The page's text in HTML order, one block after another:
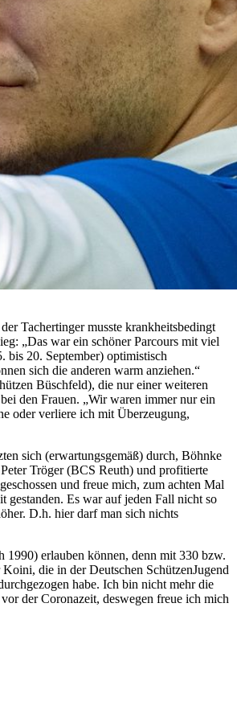
Tachertinger musste krankheitsbedingt
„Das war ein schöner Parcours mit viel
bis 20. September) optimistisch
sich die anderen warm anziehen.“
Büschfeld), die nur einer weiteren
den Frauen. „Wir waren immer nur ein
oder verliere ich mit Überzeugung,
sich (erwartungsgemäß) durch, Böhnke
Tröger (BCS Reuth) und profitierte
und freue mich, zum achten Mal
gestanden. Es war auf jeden Fall nicht so
D.h. hier darf man sich nichts
erlauben können, denn mit 330 bzw.
die in der Deutschen SchützenJugend
habe. Ich bin nicht mehr die
der Coronazeit, deswegen freue ich mich